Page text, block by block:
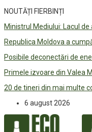
NOUTĂȚI FIERBINȚI
Ministrul Mediului: Lacul
Republica Moldova a
Posibile deconectări de
Primele izvoare din Valea
20 de tineri din mai multe
6 august 2026